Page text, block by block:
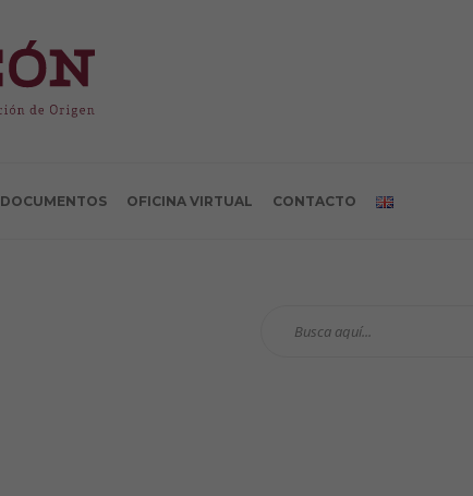
DOCUMENTOS OFICINA VIRTUAL CONTACTO